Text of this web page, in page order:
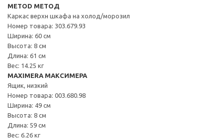
METOD МЕТОД
Каркас верхн шкафа на холод/морозил
Номер товара: 303.679.93
Ширина: 60 см
Высота: 8 см
Длина: 61 см
Вес: 14.25 кг
MAXIMERA МАКСИМЕРА
Ящик, низкий
Номер товара: 003.680.98
Ширина: 49 см
Высота: 8 см
Длина: 59 см
Вес: 6.26 кг